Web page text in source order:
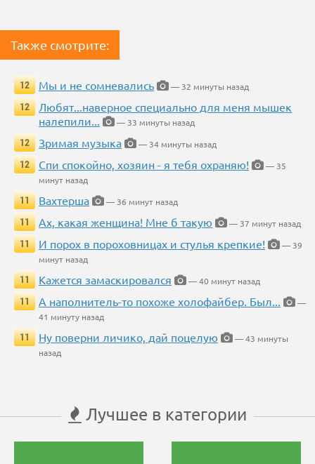
Также смотрите:
12 Мы и не сомневались
— 32 минуты назад
12
Любят...наверное специально для меня мышек
налепили...
— 33 минуты назад
12
Зримая музыка
— 34 минуты назад
12
Спи спокойно, хозяин - я тебя охраняю!
— 35
минут назад
11
Вахтерша
— 36 минут назад
11
Ах, какая женщина! Мне б такую
— 37 минут назад
11
И порох в пороховницах и стулья крепкие!
— 39
минут назад
11
Кажется замаскировался
— 40 минут назад
11
А наполнитель-то похоже холофайбер. Был...
—
41 минуту назад
11
Ну поверни личико, дай поцелую
— 43 минуты
назад
Лучшее в категории